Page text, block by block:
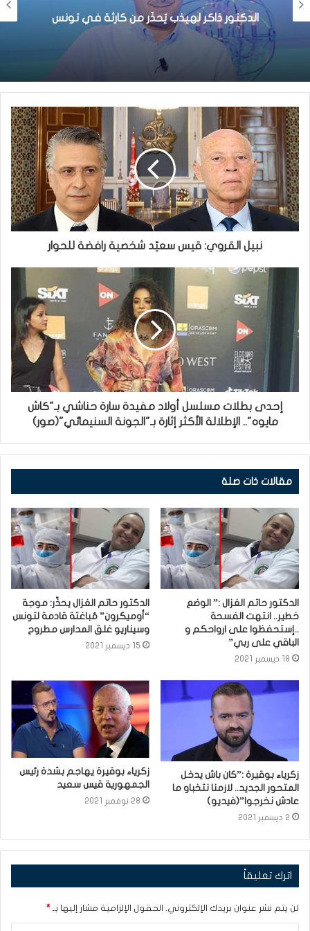
الدكتور ذاكر لهيذب يُحذّر من كارثة في تونس
نبيل القروي: قيس سعيّد شخصية رافضة للحوار
إحدى بطلات مسلسل أولاد مفيدة سارة حناشي بـ"كاش
مايوه".. الإطلالة الأكثر إثارة بـ"الجونة السنيمائي"(صور)
مقالات ذات صلة
الدكتور حاتم الغزال :” الوضع
خطير.. انتهت الفسحة
..إستحفظوا على ارواحكم و
الباقي على ربي”
18 ديسمبر 2021
الدكتور حاتم الغزال يحذّر: موجة
“أوميكرون” مُباغتة قادمة لتونس
وسيناريو غلق المدارس مطروح
15 ديسمبر 2021
زكرياء بوقيرة :”كان باش يدخل
المتحور الجديد.. لازمنا نتخباو ما
عادش نخرجوا”(فيديو)
2 ديسمبر 2021
زكرياء بوقيرة يهاجم بشدة رئيس
الجمهورية قيس سعيد
28 نوفمبر 2021
اترك تعليقاً
لن يتم نشر عنوان بريدك الإلكتروني. الحقول الإلزامية مشار إليها بـ *